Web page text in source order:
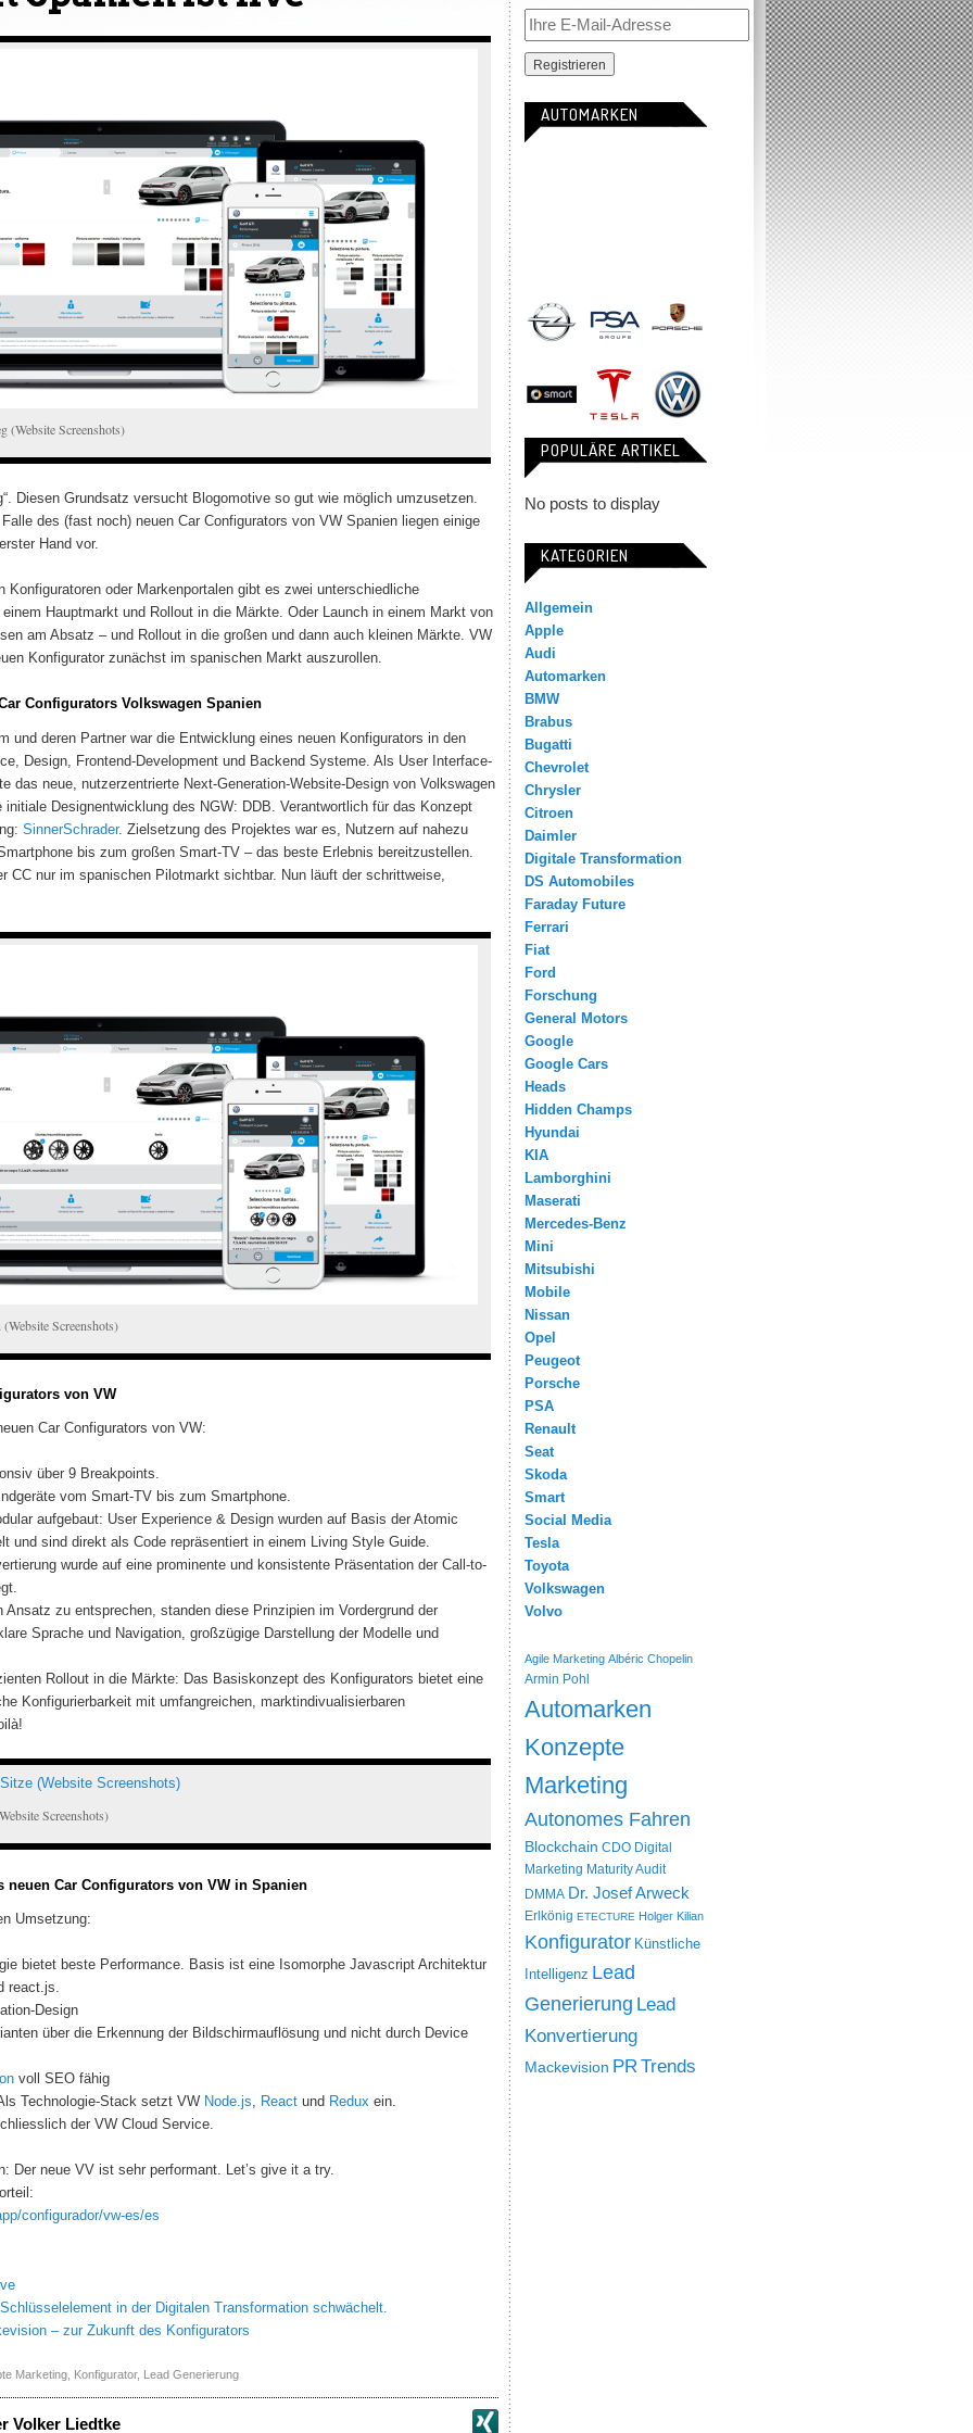
(Website Screenshots)
Diesen Grundsatz versucht Blogomotive so gut wie möglich umzusetzen.
des (fast noch) neuen Car Configurators von VW Spanien liegen einige
Hand vor.
Konfiguratoren oder Markenportalen gibt es zwei unterschiedliche
Hauptmarkt und Rollout in die Märkte. Oder Launch in einem Markt von
am Absatz – und Rollout in die großen und dann auch kleinen Märkte. VW
Konfigurator zunächst im spanischen Markt auszurollen.
Configurators Volkswagen Spanien
und deren Partner war die Entwicklung eines neuen Konfigurators in den
Design, Frontend-Development und Backend Systeme. Als User Interface-
das neue, nutzerzentrierte Next-Generation-Website-Design von Volkswagen
initiale Designentwicklung des NGW: DDB. Verantwortlich für das Konzept
SinnerSchrader. Zielsetzung des Projektes war es, Nutzern auf nahezu
bis zum großen Smart-TV – das beste Erlebnis bereitzustellen‬.
CC nur im spanischen Pilotmarkt sichtbar. Nun läuft der schrittweise,
Screenshots)
von VW
Car Configurators von VW:‬
über 9 Breakpoints‬.
vom Smart-TV bis zum Smartphone‬.
aufgebaut: User Experience & Design wurden auf Basis der Atomic
und sind direkt als Code repräsentiert in einem Living Style Guide‬.
wurde auf eine prominente und konsistente Präsentation der Call-to-
Ansatz zu entsprechen, standen diese Prinzipien im Vordergrund der
Sprache und Navigation, großzügige Darstellung der Modelle und
Rollout in die Märkte: Das Basiskonzept des Konfigurators bietet eine
Konfigurierbarkeit mit umfangreichen, marktindivualisierbaren
Screenshots)
neuen Car Configurators von VW in Spanien
Umsetzung:
bietet beste Performance. Basis ist eine Isomorphe Javascript Architektur
react.js.
Design‬
über die Erkennung der Bildschirmauflösung und nicht durch Device
voll SEO fähig‬
Technologie-Stack setzt VW Node.js, React und Redux‬ ein.
der VW Cloud Service.
Der neue VV ist sehr performant‬. Let’s give it a try.
configurador/vw-es/es
in der Digitalen Transformation schwächelt.
– zur Zukunft des Konfigurators
Marketing, Konfigurator, Lead Generierung
Volker Liedtke
AUTOMARKEN
POPULÄRE ARTIKEL
No posts to display
KATEGORIEN
Allgemein
Apple
Audi
Automarken
BMW
Brabus
Bugatti
Chevrolet
Chrysler
Citroen
Daimler
Digitale Transformation
DS Automobiles
Faraday Future
Ferrari
Fiat
Ford
Forschung
General Motors
Google
Google Cars
Heads
Hidden Champs
Hyundai
KIA
Lamborghini
Maserati
Mercedes-Benz
Mini
Mitsubishi
Mobile
Nissan
Opel
Peugeot
Porsche
PSA
Renault
Seat
Skoda
Smart
Social Media
Tesla
Toyota
Volkswagen
Volvo
Agile Marketing Albéric Chopelin
Armin Pohl
Automarken
Konzepte
Marketing
Autonomes Fahren
Blockchain CDO Digital
Marketing Maturity Audit
DMMA Dr. Josef Arweck
Erlkönig ETECTURE Holger Kilian
Konfigurator Künstliche
Intelligenz Lead
Generierung Lead
Konvertierung
Mackevision PRTrends